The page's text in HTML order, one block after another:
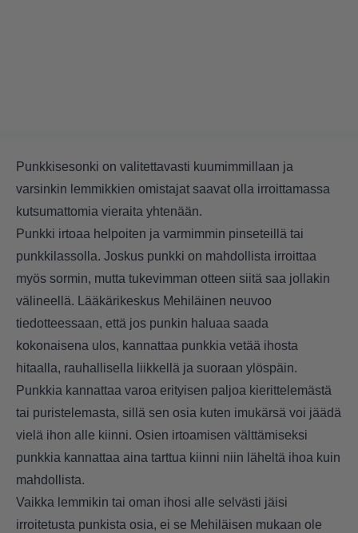
Punkkisesonki on valitettavasti kuumimmillaan ja
varsinkin lemmikkien omistajat saavat olla irroittamassa
kutsumattomia vieraita yhtenään.
Punkki irtoaa helpoiten ja varmimmin pinseteillä tai
punkkilassolla. Joskus punkki on mahdollista irroittaa
myös sormin, mutta tukevimman otteen siitä saa jollakin
välineellä. Lääkärikeskus Mehiläinen neuvoo
tiedotteessaan, että jos punkin haluaa saada
kokonaisena ulos, kannattaa punkkia vetää ihosta
hitaalla, rauhallisella liikkellä ja suoraan ylöspäin.
Punkkia kannattaa varoa erityisen paljoa kierittelemästä
tai puristelemasta, sillä sen osia kuten imukärsä voi jäädä
vielä ihon alle kiinni. Osien irtoamisen välttämiseksi
punkkia kannattaa aina tarttua kiinni niin läheltä ihoa kuin
mahdollista.
Vaikka lemmikin tai oman ihosi alle selvästi jäisi
irroitetusta punkista osia, ei se Mehiläisen mukaan ole